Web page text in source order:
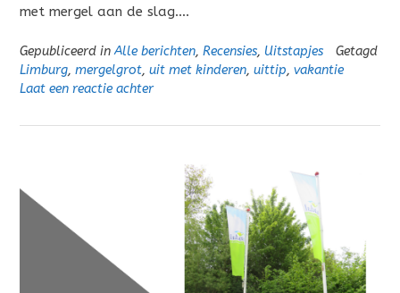
met mergel aan de slag….
Gepubliceerd inAlle berichten, Recensies, Uitstapjes
Getagd
Limburg, mergelgrot, uit met kinderen, uittip, vakantie
Laat een reactie achter